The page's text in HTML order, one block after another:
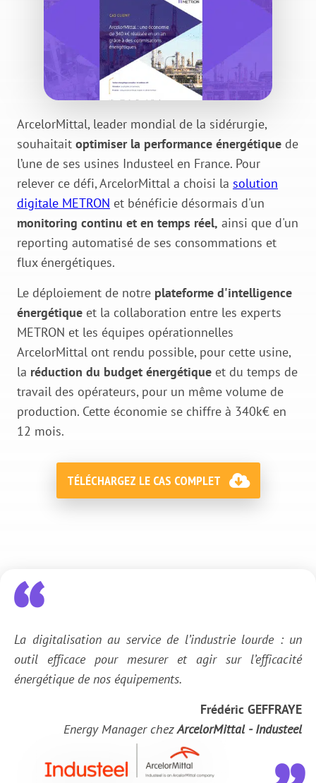
ArcelorMittal, leader mondial de la sidérurgie,
souhaitait optimiser la performance énergétique de
l’une de ses usines Industeel en France. Pour
relever ce défi, ArcelorMittal a choisi la solution
digitale METRON et bénéficie désormais d'un
monitoring continu et en temps réel, ainsi que d'un
reporting automatisé de ses consommations et
flux énergétiques.
Le déploiement de notre plateforme d'intelligence
énergétique et la collaboration entre les experts
METRON et les équipes opérationnelles
ArcelorMittal ont rendu possible, pour cette usine,
la réduction du budget énergétique et du temps de
travail des opérateurs, pour un même volume de
production. Cette économie se chiffre à 340k€ en
12 mois.
TÉLÉCHARGEZ LE CAS COMPLET
La digitalisation au service de l’industrie lourde : un
outil efficace pour mesurer et agir sur l’efficacité
énergétique de nos équipements.
Frédéric GEFFRAYE
Energy Manager chezArcelorMittal - Industeel